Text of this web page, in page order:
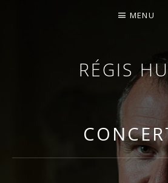
RÉGIS
VIOLONISTE –
MENU